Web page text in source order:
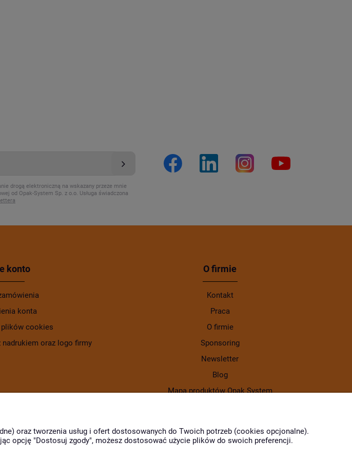
drogą elektroniczną na wskazany przeze mnie
od Opak-System Sp. z o.o. Usługa świadczona
konto
konta
cookies
oraz logo firmy
O firmie
Kontakt
Praca
O firmie
Sponsoring
Newsletter
Blog
Mapa produktów Opak System
oraz tworzenia usług i ofert dostosowanych do Twoich potrzeb (cookies opcjonalne).
opcję "Dostosuj zgody", możesz dostosować użycie plików do swoich preferencji.